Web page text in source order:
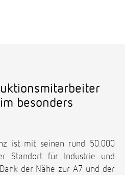
besonders
ist mit seinen rund 50.000
Standort für Industrie und
der Nähe zur A7 und der